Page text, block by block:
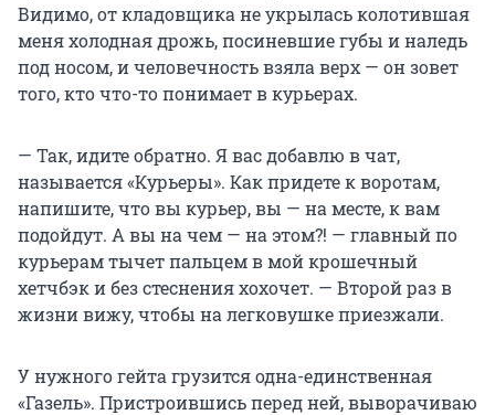
Видимо, от кладовщика не укрылась колотившая
меня холодная дрожь, посиневшие губы и наледь
под носом, и человечность взяла верх — он зовет
того, кто что-то понимает в курьерах.
— Так, идите обратно. Я вас добавлю в чат,
называется «Курьеры». Как придете к воротам,
напишите, что вы курьер, вы — на месте, к вам
подойдут. А вы на чем — на этом?! — главный по
курьерам тычет пальцем в мой крошечный
хетчбэк и без стеснения хохочет. — Второй раз в
жизни вижу, чтобы на легковушке приезжали.
У нужного гейта грузится одна-единственная
«Газель». Пристроившись перед ней, выворачиваю